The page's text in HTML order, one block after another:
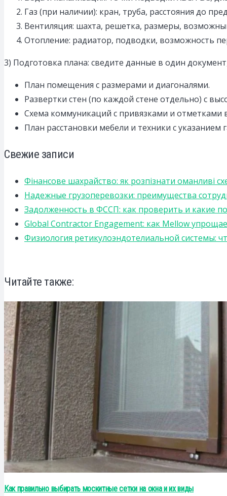
Газ (при наличии): кран, труба, расстояния до
Вентиляция: шахта, решетка, размеры,
Отопление: радиатор, подводки, возможность
3) Подготовка плана: сведите данные в один
План помещения с размерами и диагоналями.
Развертки стен (по каждой стене отдельно) с
Схема коммуникаций с привязками и отметками
План расстановки мебели и техники с
Свежие записи
Фінансове шахрайство: як розпізнати оманливі
Надежные грузоперевозки: преимущества
Задолженность в ФССП: как проверить и какие
Global Contractor Engagement: как Mellow
Физиология ретикулоэндотелиальной системы:
Читайте также:
Как правильно выбирать москитные сетки на окна и их виды